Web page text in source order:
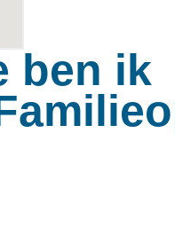
ben ik